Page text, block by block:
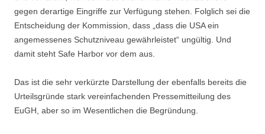
gegen derartige Eingriffe zur Verfügung stehen. Folglich sei die
Entscheidung der Kommission, dass „dass die USA ein
angemessenes Schutzniveau gewährleistet“ ungültig. Und
damit steht Safe Harbor vor dem aus.
Das ist die sehr verkürzte Darstellung der ebenfalls bereits die
Urteilsgründe stark vereinfachenden Pressemitteilung des
EuGH, aber so im Wesentlichen die Begründung.